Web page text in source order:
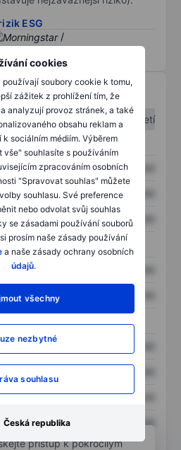
cookies
soubory cookie k tomu,
zážitek z prohlížení tím, že
analyzují provoz stránek, a také
obsahu reklam a
k sociálním médiím. Výběrem
vše" souhlasíte s používáním
zpracováním osobních
"Spravovat souhlas" můžete
souhlasu. Své preference
nebo odvolat svůj souhlas
se zásadami používání souborů
prosím naše zásady používání
a naše zásady ochrany osobních
údajů.
všechny
nezbytné
souhlasu
Česká republika
ESG
/
1. čtvrtletí
2. čtvrtletí
XXXXXXX XXXXXXX
XXXXXXX XXXXXXX
XXXXXXX XXXXXXX
XXXXXXX
XXXXXXX
XXXXXXX
XXXXXXX XXXXXXX
XXXXXXX
XXXXXXX
přístup k pokročilým